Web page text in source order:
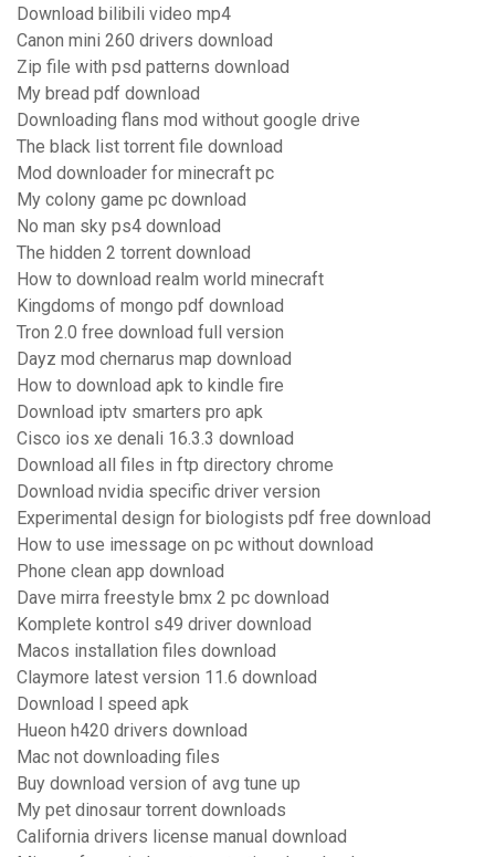
Download bilibili video mp4
Canon mini 260 drivers download
Zip file with psd patterns download
My bread pdf download
Downloading flans mod without google drive
The black list torrent file download
Mod downloader for minecraft pc
My colony game pc download
No man sky ps4 download
The hidden 2 torrent download
How to download realm world minecraft
Kingdoms of mongo pdf download
Tron 2.0 free download full version
Dayz mod chernarus map download
How to download apk to kindle fire
Download iptv smarters pro apk
Cisco ios xe denali 16.3.3 download
Download all files in ftp directory chrome
Download nvidia specific driver version
Experimental design for biologists pdf free download
How to use imessage on pc without download
Phone clean app download
Dave mirra freestyle bmx 2 pc download
Komplete kontrol s49 driver download
Macos installation files download
Claymore latest version 11.6 download
Download l speed apk
Hueon h420 drivers download
Mac not downloading files
Buy download version of avg tune up
My pet dinosaur torrent downloads
California drivers license manual download